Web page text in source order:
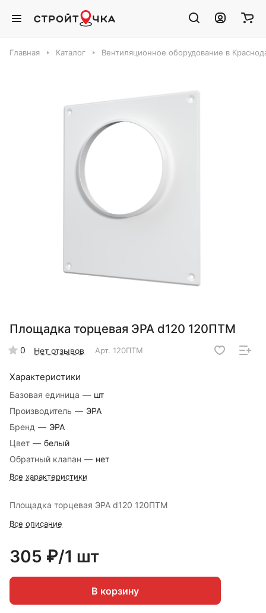
Главная Каталог Вентиляционное оборудование в
Площадка торцевая ЭРА d120 120ПТМ
0 Нет отзывов Арт. 120ПТМ
Характеристики
Базовая единица — шт
Производитель — ЭРА
Бренд — ЭРА
Цвет — белый
Обратный клапан — нет
Все характеристики
Площадка торцевая ЭРА d120 120ПТМ
Все описание
305 ₽/1 шт
В корзину